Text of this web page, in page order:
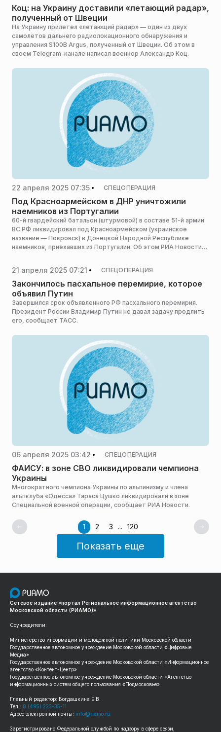
Коц: на Украину доставили «летающий радар»,
полученный от Швеции
На Украину прилетел «летающий радар» — один из двух
самолетов дальнего радиолокационного обнаружения и
управления S100B Argus, полученный от Швеции. Об этом в
своем Telegram-канале написал военкор Александр Коц.
22 апреля 2025 07:35 СПЕЦОПЕРАЦИЯ
Под Красноармейском в ДНР уничтожили
наемников из Португалии
60-й гвардейский батальон (штурмовой) в составе 51-й армии
ВС РФ ликвидировал под Красноармейском (украинское
название — Покровск) в Донецкой Народной Республике
наемников, приехавших из Португалии. Об этом РИА Новости
21 апреля 2025 07:21 СПЕЦОПЕРАЦИЯ
Закончилось пасхальное перемирие, которое
объявил Путин
Завершился срок объявленного РФ пасхального перемирия.
Президент России Владимир Путин не давал задачу продлить
его, сообщает ТАСС.
06 апреля 2025 03:42 СПЕЦОПЕРАЦИЯ
ФАИСУ: в зоне СВО ликвидировали чемпиона
Украины
Многократного чемпиона Украины по альпинизму и члена
альпклуба «Одесса» Тараса Цушко ликвидировали в зоне
Специальной военной операции, сообщает РИА Новости.
1 2 3 ... 120
Показать еще
Сетевое издание «портал Региональное информационное агентство
Московской области (РИАМО)»
Соучредители:
Министерство информации и молодежной политики Московской области
Государственное автономное учреждение Московской области «Цифровые
Медиа»
Государственное автономное учреждение Московской области «Информационное
агентство «Контент-Центр»
Государственное автономное учреждение Московской области «Агентство
информационных систем общего пользования «Подмосковье»
Главный редактор: Богдашкина Е.В.
Тел.: 8 (495) 223-35-11
Адрес электронной почты: info@riamo.ru
Зарегистрировано Федеральной службой по надзору в сфере связи,